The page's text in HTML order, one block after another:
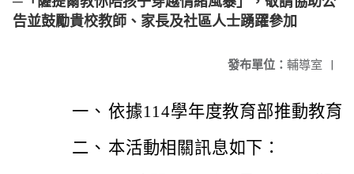
告並鼓勵貴校教師、家長及社區人士踴躍參加
發布單位： 輔導室 |
一、 依據114學年度教育部推動教育
二、 本活動相關訊息如下：